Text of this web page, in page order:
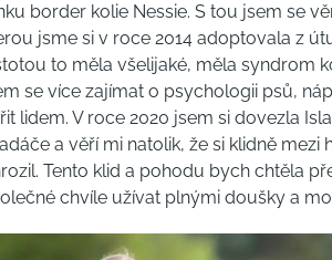
border kolie Nessie. S tou jsem se
jsme si v roce 2014 adoptovala z
to měla všelijaké, měla syndrom
se více zajímat o psychologii psů,
lidem. V roce 2020 jsem si dovezla
a věří mi natolik, že si klidně
Tento klid a pohodu bych chtěla
chvíle užívat plnými doušky a